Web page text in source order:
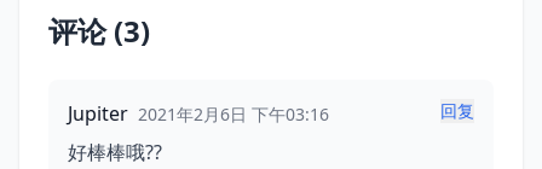
评论 (3)
Jupiter 2021年2月6日 下午03:16 回复
好棒棒哦??